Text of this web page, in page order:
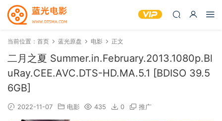
当前位置： 首页 蓝光原盘 电影 正文
二月之夏 Summer.in.February.2013.1080p.Bl
uRay.CEE.AVC.DTS-HD.MA.5.1 [BDISO 39.5
6GB]
2022-11-07 电影 435 0 推广